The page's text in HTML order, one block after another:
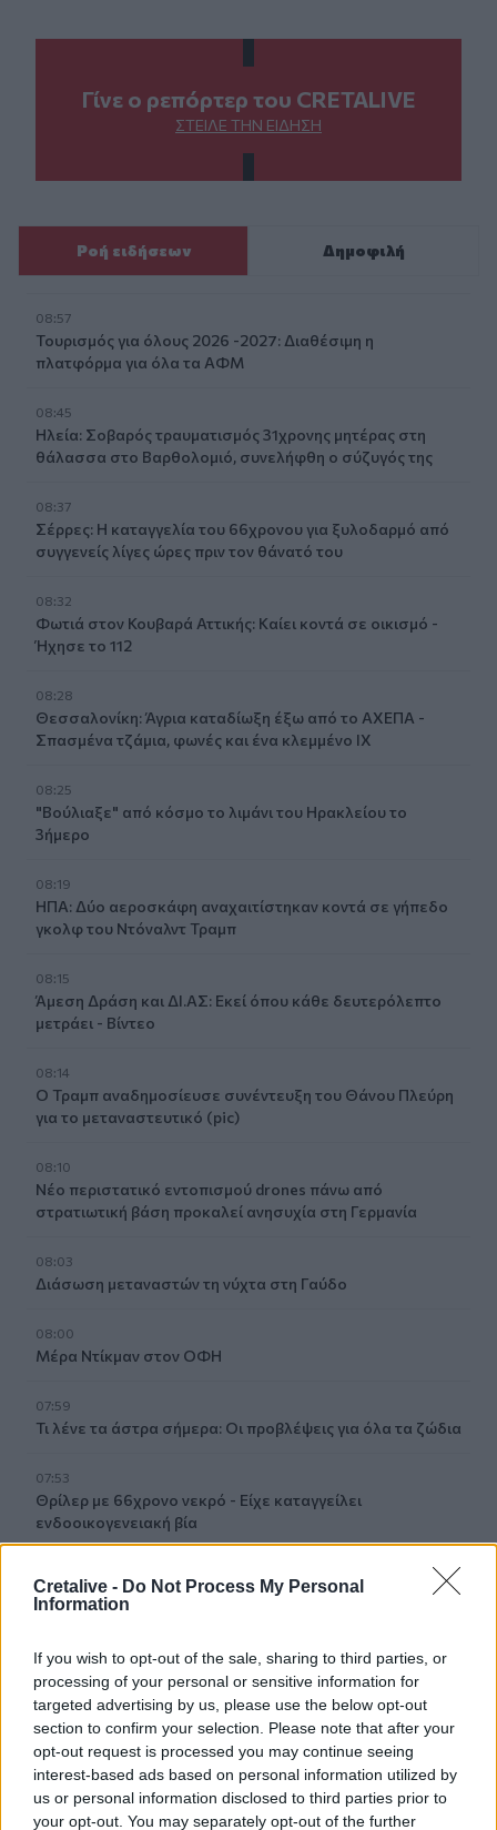
Cretalive - Do Not Process My Personal
Information
If you wish to opt-out of the sale, sharing to third parties, or
processing of your personal or sensitive information for
targeted advertising by us, please use the below opt-out
section to confirm your selection. Please note that after your
opt-out request is processed you may continue seeing
interest-based ads based on personal information utilized by
us or personal information disclosed to third parties prior to
your opt-out. You may separately opt-out of the further
Γίνε ο ρεπόρτερ του CRETALIVE
ΣΤΕΊΛΕ ΤΗΝ ΕΊΔΗΣΗ
Ροή ειδήσεων Δημοφιλή
08:57
Τουρισμός για όλους 2026 -2027: Διαθέσιμη η
πλατφόρμα για όλα τα ΑΦΜ
08:45
Ηλεία: Σοβαρός τραυματισμός 31χρονης μητέρας στη
θάλασσα στο Βαρθολομιό, συνελήφθη ο σύζυγός της
08:37
Σέρρες: Η καταγγελία του 66χρονου για ξυλοδαρμό από
συγγενείς λίγες ώρες πριν τον θάνατό του
08:32
Φωτιά στον Κουβαρά Αττικής: Καίει κοντά σε οικισμό -
Ήχησε το 112
08:28
Θεσσαλονίκη: Άγρια καταδίωξη έξω από το ΑΧΕΠΑ -
Σπασμένα τζάμια, φωνές και ένα κλεμμένο ΙΧ
08:25
"Βούλιαξε" από κόσμο το λιμάνι του Ηρακλείου το
3ήμερο
08:19
ΗΠΑ: Δύο αεροσκάφη αναχαιτίστηκαν κοντά σε γήπεδο
γκολφ του Ντόναλντ Τραμπ
08:15
Άμεση Δράση και ΔΙ.ΑΣ: Εκεί όπου κάθε δευτερόλεπτο
μετράει - Βίντεο
08:14
Ο Τραμπ αναδημοσίευσε συνέντευξη του Θάνου Πλεύρη
για το μεταναστευτικό (pic)
08:10
Νέο περιστατικό εντοπισμού drones πάνω από
στρατιωτική βάση προκαλεί ανησυχία στη Γερμανία
08:03
Διάσωση μεταναστών τη νύχτα στη Γαύδο
08:00
Μέρα Ντίκμαν στον ΟΦΗ
07:59
Τι λένε τα άστρα σήμερα: Οι προβλέψεις για όλα τα ζώδια
07:53
Θρίλερ με 66χρονο νεκρό - Είχε καταγγείλει
ενδοοικογενειακή βία
Το Ιράν αξιώνει οι ΗΠΑ να δεχτούν «όλους» τους όρους
του για να ξανανοίξει το Ορμούζ
07:39
Απεσωκάρι: Ο Πολιτιστικός Σύλλογος πήρε το όνομα του
Αλέξανδρου Δασκαλάκη
07:33
Οι πληρωμές από τον e-ΕΦΚΑ και τη ΔΥΠΑ από σήμερα
έως τις 14 Αυγούστου